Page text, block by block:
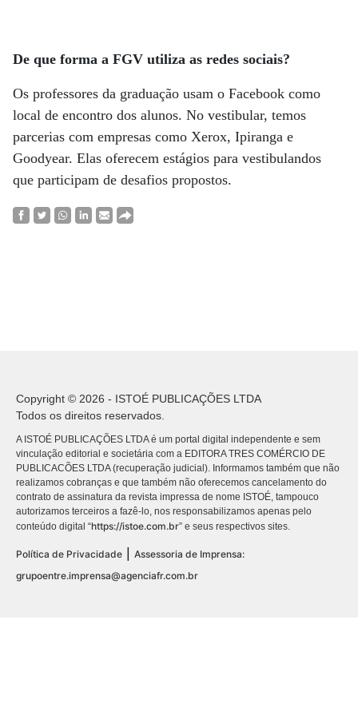
De que forma a FGV utiliza as redes sociais?
Os professores da graduação usam o Facebook como
local de encontro dos alunos. No vestibular, temos
parcerias com empresas como Xerox, Ipiranga e
Goodyear. Elas oferecem estágios para vestibulandos
que participam de desafios propostos.
Copyright © 2026 - ISTOÉ PUBLICAÇÕES LTDA
Todos os direitos reservados.
A ISTOÉ PUBLICAÇÕES LTDA é um portal digital independente e sem
vinculação editorial e societária com a EDITORA TRES COMÉRCIO DE
PUBLICACÕES LTDA (recuperação judicial). Informamos também que não
realizamos cobranças e que também não oferecemos cancelamento do
contrato de assinatura da revista impressa de nome ISTOÉ, tampouco
autorizamos terceiros a fazê-lo, nos responsabilizamos apenas pelo
conteúdo digital “https://istoe.com.br” e seus respectivos sites.
Política de Privacidade
Assessoria de Imprensa:
grupoentre.imprensa@agenciafr.com.br